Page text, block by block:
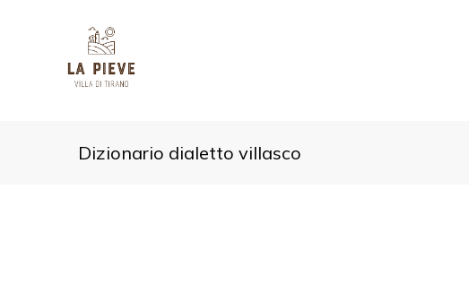
Dizionario dialetto villasco